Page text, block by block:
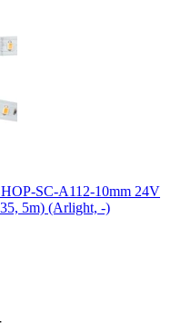
SC-A112-10mm 24V
5m) (Arlight, -)